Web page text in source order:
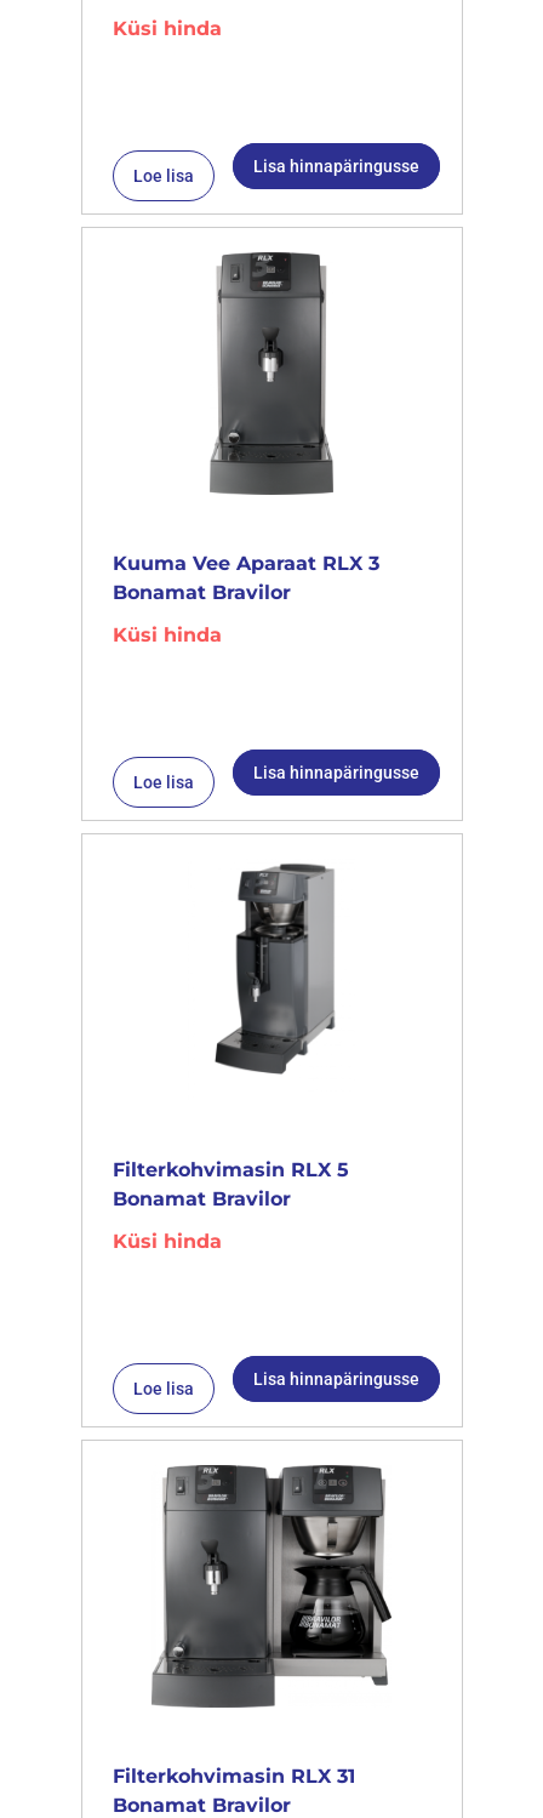
Küsi hinda
Loe lisa Lisa hinnapäringusse
Kuuma Vee Aparaat RLX 3
Bonamat Bravilor
Küsi hinda
Loe lisa Lisa hinnapäringusse
Filterkohvimasin RLX 5
Bonamat Bravilor
Küsi hinda
Loe lisa Lisa hinnapäringusse
Filterkohvimasin RLX 31
Bonamat Bravilor